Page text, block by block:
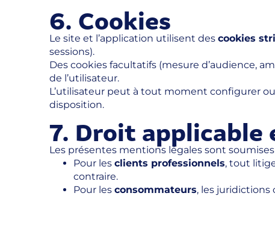
6. Cookies
Le site et l’application utilisent des cookies
sessions).
Des cookies facultatifs (mesure d’audience,
de l’utilisateur.
L’utilisateur peut à tout moment configurer
disposition.
7. Droit
Les présentes mentions légales sont
Pour les clients professionnels, tout
contraire.
Pour les consommateurs, les juridictions